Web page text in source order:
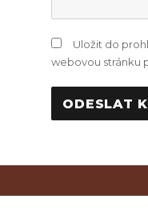
Uložit do
webovou stránku